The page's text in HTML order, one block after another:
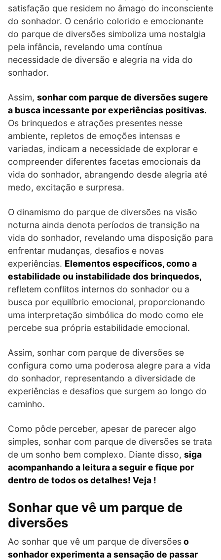
satisfação que residem no âmago do inconsciente
do sonhador. O cenário colorido e emocionante
do parque de diversões simboliza uma nostalgia
pela infância, revelando uma contínua
necessidade de diversão e alegria na vida do
sonhador.
Assim, sonhar com parque de diversões sugere
a busca incessante por experiências positivas.
Os brinquedos e atrações presentes nesse
ambiente, repletos de emoções intensas e
variadas, indicam a necessidade de explorar e
compreender diferentes facetas emocionais da
vida do sonhador, abrangendo desde alegria até
medo, excitação e surpresa.
O dinamismo do parque de diversões na visão
noturna ainda denota períodos de transição na
vida do sonhador, revelando uma disposição para
enfrentar mudanças, desafios e novas
experiências. Elementos específicos, como a
estabilidade ou instabilidade dos brinquedos,
refletem conflitos internos do sonhador ou a
busca por equilíbrio emocional, proporcionando
uma interpretação simbólica do modo como ele
percebe sua própria estabilidade emocional.
Assim, sonhar com parque de diversões se
configura como uma poderosa alegre para a vida
do sonhador, representando a diversidade de
experiências e desafios que surgem ao longo do
caminho.
Como pôde perceber, apesar de parecer algo
simples, sonhar com parque de diversões se trata
de um sonho bem complexo. Diante disso, siga
acompanhando a leitura a seguir e fique por
dentro de todos os detalhes! Veja !
Sonhar que vê um parque de
diversões
Ao sonhar que vê um parque de diversõeso
sonhador experimenta a sensação de passar